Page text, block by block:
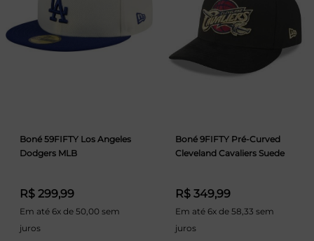
Boné 59FIFTY Los Angeles
Dodgers MLB
R$ 299,99
Em até 6x de 50,00 sem
juros
Boné 9FIFTY Pré-Curved
Cleveland Cavaliers Suede
R$ 349,99
Em até 6x de 58,33 sem
juros